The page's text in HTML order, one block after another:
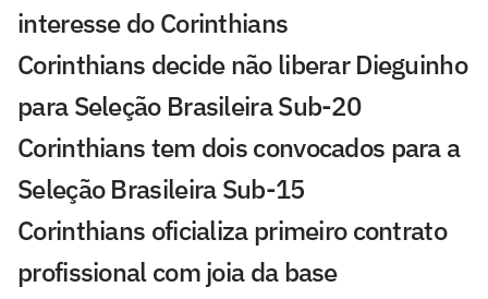
interesse do Corinthians
Corinthians decide não liberar Dieguinho
para Seleção Brasileira Sub-20
Corinthians tem dois convocados para a
Seleção Brasileira Sub-15
Corinthians oficializa primeiro contrato
profissional com joia da base